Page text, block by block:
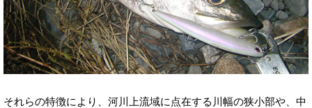
それらの特徴により、河川上流域に点在する川幅の狭小部や、中